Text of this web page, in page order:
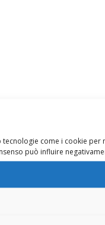
come i cookie
può influire